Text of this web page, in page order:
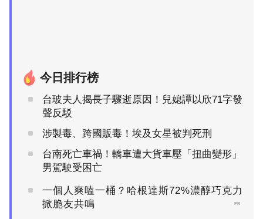
今日排行榜
台玻夫人揭長子驟逝原因！兒媳譚以欣71字發
聲反駁
涉製毒、跨國販毒！埃及女星被判死刑
台南死亡車禍！轎車遭大貨車壓「扭曲變形」
男駕駛受困亡
一個人爽嗑一桶？哈根達斯72%濃醇巧克力
掀脆友共鳴
PR